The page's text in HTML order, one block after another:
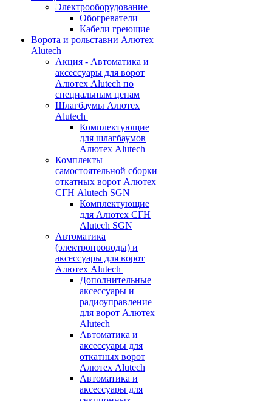
Электрооборудование
Обогреватели
Кабели греющие
Ворота и рольставни Алютех
Alutech
Акция - Автоматика и
аксессуары для ворот
Алютех Alutech по
специальным ценам
Шлагбаумы Алютех
Alutech
Комплектующие
для шлагбаумов
Алютех Alutech
Комплекты
самостоятельной сборки
откатных ворот Алютех
СГН Alutech SGN
Комплектующие
для Алютех СГН
Alutech SGN
Автоматика
(электропроводы) и
аксессуары для ворот
Алютех Alutech
Дополнительные
аксессуары и
радиоуправление
для ворот Алютех
Alutech
Автоматика и
аксессуары для
откатных ворот
Алютех Alutech
Автоматика и
аксессуары для